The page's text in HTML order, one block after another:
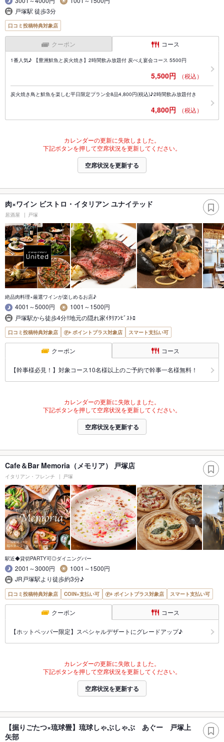
戸塚駅 徒歩3分
口コミ投稿特典対象店
クーポン コース
1番人気♪ 【豊洲鮮魚と炭火焼き】2時間飲み放題付 炭べえ宴会コース 5500円
5,500円 （税込）
炭火焼き鳥と鮮魚を楽しむ平日限定プラン全8品4,800円(税込)♪2時間飲み放題付き
4,800円 （税込）
カレンダーの更新に失敗しました。
下記ボタンを押して空席状況を更新してください。
空席状況を更新する
肉×ワイン ビストロ・イタリアン ユナイテッド
居酒屋 戸塚
絶品肉料理×厳選ワインが楽しめるお店♪
4001～5000円
1001～1500円
戸塚駅から徒歩4分!!地元の隠れ家ｲﾀﾘｱﾝﾋﾞｽﾄﾛ
口コミ投稿特典対象店 ポイントプラス対象店 スマート支払い可
クーポン コース
【幹事様必見！】対象コース10名様以上のご予約で幹事一名様無料！
カレンダーの更新に失敗しました。
下記ボタンを押して空席状況を更新してください。
空席状況を更新する
Cafe＆Bar Memoria（メモリア） 戸塚店
イタリアン・フレンチ 戸塚
駅近◆貸切PARTY可◎ダイニングバー
2001～3000円
1001～1500円
JR戸塚駅より徒歩約3分♪
口コミ投稿特典対象店 COIN+支払い可 ポイントプラス対象店 スマート支払い可
クーポン コース
【ホットペッパー限定】スペシャルデザートにグレードアップ♪
カレンダーの更新に失敗しました。
下記ボタンを押して空席状況を更新してください。
空席状況を更新する
【掘りごたつ×琉球畳】琉球しゃぶしゃぶ あぐー 戸塚上
矢部